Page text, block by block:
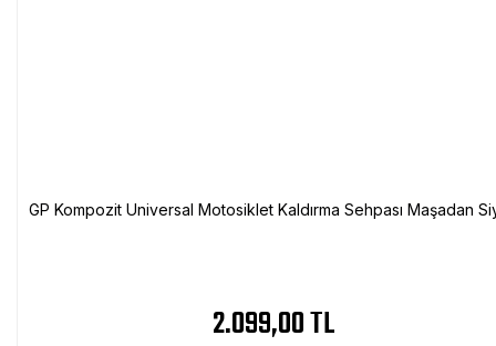
GP Kompozit Universal Motosiklet Kaldırma Sehpası Maşadan
2.099,00 TL